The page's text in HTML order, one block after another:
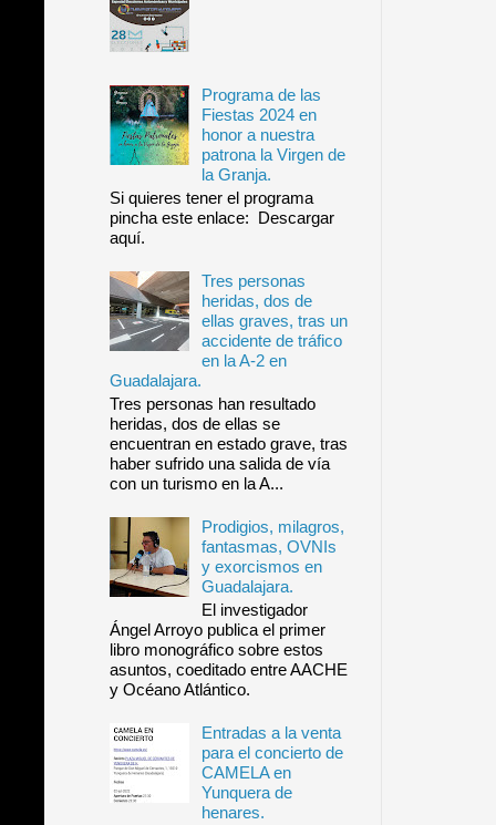
Programa de las
Fiestas 2024 en
honor a nuestra
patrona la Virgen de
la Granja.
Si quieres tener el programa
pincha este enlace: Descargar
aquí.
Tres personas
heridas, dos de
ellas graves, tras un
accidente de tráfico
en la A-2 en
Guadalajara.
Tres personas han resultado
heridas, dos de ellas se
encuentran en estado grave, tras
haber sufrido una salida de vía
con un turismo en la A...
Prodigios, milagros,
fantasmas, OVNIs
y exorcismos en
Guadalajara.
El investigador
Ángel Arroyo publica el primer
libro monográfico sobre estos
asuntos, coeditado entre AACHE
y Océano Atlántico.
Entradas a la venta
para el concierto de
CAMELA en
Yunquera de
henares.